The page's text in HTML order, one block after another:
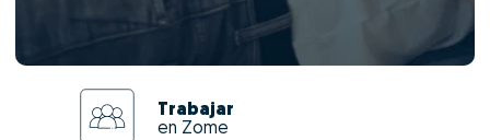
Trabajar
en Zome